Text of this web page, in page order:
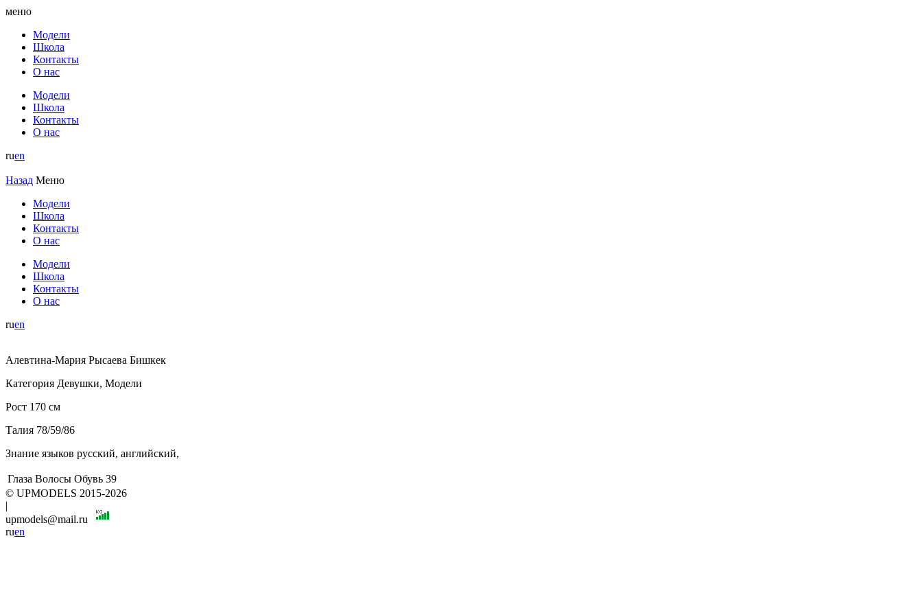
меню
Модели
Школа
Контакты
О нас
Модели
Школа
Контакты
О нас
ruen
Назад Меню
Модели
Школа
Контакты
О нас
Модели
Школа
Контакты
О нас
ruen
Алевтина-Мария Рысаева Бишкек
Категория Девушки, Модели
Рост 170 см
Талия 78/59/86
Знание языков русский, английский,
Глаза Волосы Обувь 39
© UPMODELS 2015-2026
|
upmodels@mail.ru
ruen